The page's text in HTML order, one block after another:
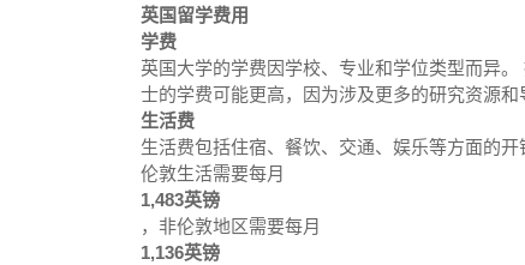
英国留学费用
学费
英国大学的学费因学校、专业和学位类型而异
士的学费可能更高，因为涉及更多的研究资源和
生活费
生活费包括住宿、餐饮、交通、娱乐等方面的
伦敦生活需要每月
1,483英镑
，非伦敦地区需要每月
1,136英镑